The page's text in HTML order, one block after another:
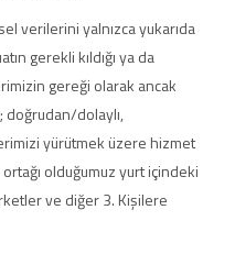
verilerini yalnızca yukarıda
gerekli kıldığı ya da
gereği olarak ancak
doğrudan/dolaylı,
yürütmek üzere hizmet
ortağı olduğumuz yurt içindeki
ve diğer 3. Kişilere